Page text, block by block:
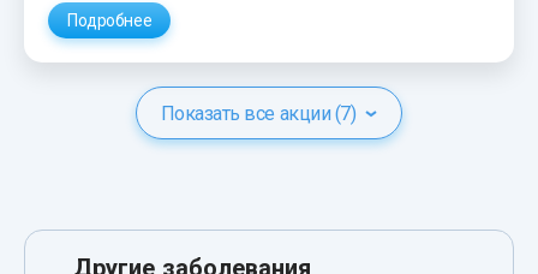
Подробнее
Показать все акции (7)